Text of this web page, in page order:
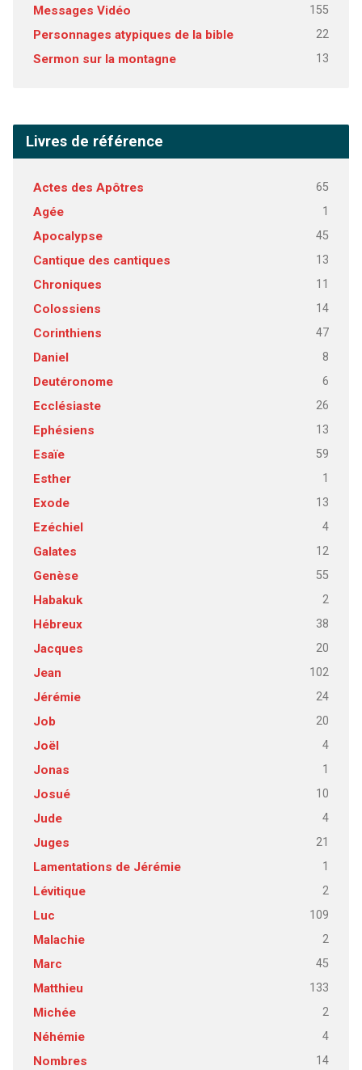
Messages Vidéo 155
Personnages atypiques de la bible 22
Sermon sur la montagne 13
Livres de référence
Actes des Apôtres 65
Agée 1
Apocalypse 45
Cantique des cantiques 13
Chroniques 11
Colossiens 14
Corinthiens 47
Daniel 8
Deutéronome 6
Ecclésiaste 26
Ephésiens 13
Esaïe 59
Esther 1
Exode 13
Ezéchiel 4
Galates 12
Genèse 55
Habakuk 2
Hébreux 38
Jacques 20
Jean 102
Jérémie 24
Job 20
Joël 4
Jonas 1
Josué 10
Jude 4
Juges 21
Lamentations de Jérémie 1
Lévitique 2
Luc 109
Malachie 2
Marc 45
Matthieu 133
Michée 2
Néhémie 4
Nombres 14